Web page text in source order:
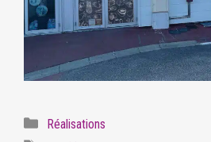
Réalisations